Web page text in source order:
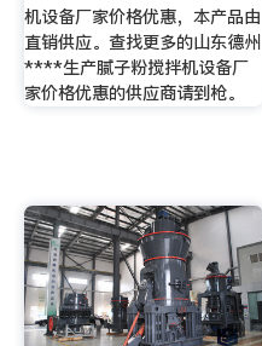
机设备厂家价格优惠，本产品由
直销供应。查找更多的山东德州
****生产腻子粉搅拌机设备厂
家价格优惠的供应商请到枪。